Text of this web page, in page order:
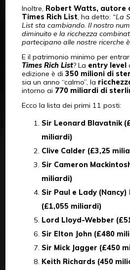
Inoltre, Robert Watts, autore
Times Rich List, ha detto: “La
List sta cambiando. Il nostro
diminuito e la ricchezza
partecipano alle nostre ricerche è
E il patrimonio minimo per
Times Rich List? La entry level
edizione è di 350 milioni di
sia un anno “calmo”, la
intorno ai 770 miliardi di
Ecco la lista dei primi 11 posti:
Sir Leonard Blavatnik
miliardi)
Clive Calder (£3,25
Sir Cameron
miliardi)
Sir Paul e Lady (Nancy)
(£1,055 miliardi)
Lord Lloyd-Webber
Sir Elton John (£480
Sir Mick Jagger (£450
Keith Richards (450